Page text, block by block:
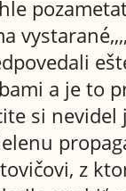
a je to
si nevidel
z